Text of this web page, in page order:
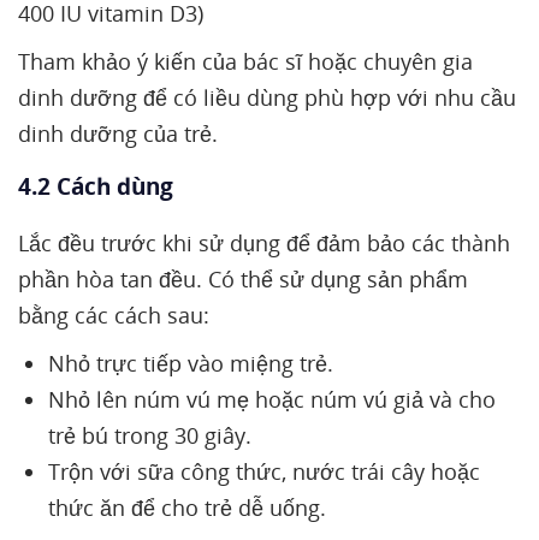
400 IU vitamin D3)
Tham khảo ý kiến của bác sĩ hoặc chuyên gia
dinh dưỡng để có liều dùng phù hợp với nhu cầu
dinh dưỡng của trẻ.
4.2 Cách dùng
Lắc đều trước khi sử dụng để đảm bảo các thành
phần hòa tan đều. Có thể sử dụng sản phẩm
bằng các cách sau:
Nhỏ trực tiếp vào miệng trẻ.
Nhỏ lên núm vú mẹ hoặc núm vú giả và cho
trẻ bú trong 30 giây.
Trộn với sữa công thức, nước trái cây hoặc
thức ăn để cho trẻ dễ uống.